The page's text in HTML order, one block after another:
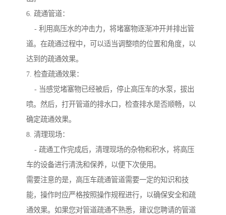
6. 疏通管道：
- 利用高压水的冲击力，将堵塞物逐渐冲开并排出管
道。在疏通过程中，可以适当调整喷的位置和角度，以
达到的疏通效果。
7. 检查疏通效果：
- 当感觉堵塞物已经被后，停止高压车的水泵，拔出
喷。然后，打开管道的排水口，检查排水是否顺畅，以
确定疏通效果。
8. 清理现场：
- 疏通工作完成后，清理现场的杂物和积水，将高压
车的设备进行清洗和保养，以便下次使用。
需要注意的是，高压车疏通管道需要一定的知识和技
能，操作时应严格按照操作规程进行，以确保安全和疏
通效果。如果您对管道疏通不熟悉，建议您聘请的管道